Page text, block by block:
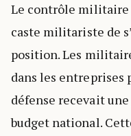
Le contrôle militaire
caste militariste de
position. Les
dans les entreprises
défense recevait
budget national.